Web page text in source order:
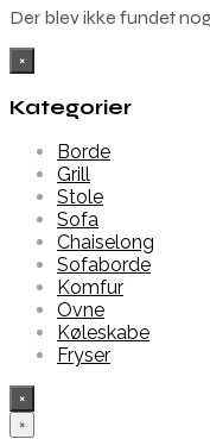
Der blev ikke fundet
×
Kategorier
Borde
Grill
Stole
Sofa
Chaiselong
Sofaborde
Komfur
Ovne
Køleskabe
Fryser
×
×